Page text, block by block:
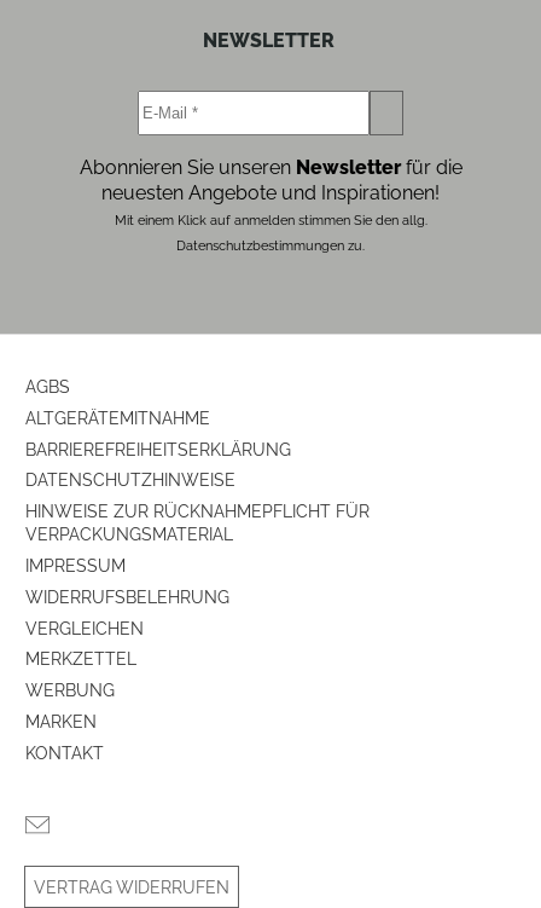
NEWSLETTER
Abonnieren Sie unseren Newsletterfür die
neuesten Angebote und Inspirationen!
Mit einem Klick auf anmelden stimmen Sie den allg.
Datenschutzbestimmungen zu.
AGBS
ALTGERÄTEMITNAHME
BARRIEREFREIHEITSERKLÄRUNG
DATENSCHUTZHINWEISE
HINWEISE ZUR RÜCKNAHMEPFLICHT FÜR
VERPACKUNGSMATERIAL
IMPRESSUM
WIDERRUFSBELEHRUNG
VERGLEICHEN
MERKZETTEL
WERBUNG
MARKEN
KONTAKT
VERTRAG WIDERRUFEN